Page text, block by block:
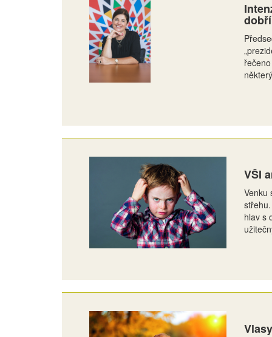
VŠI
Venku
hlav s
Vlasy